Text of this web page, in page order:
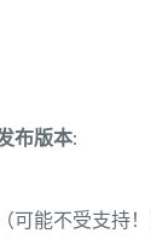
布版本:
可能不受支持